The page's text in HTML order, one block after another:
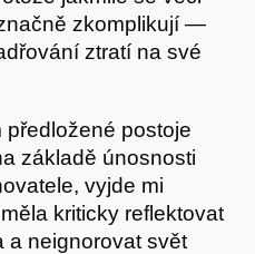
zkomplikují —
ztratí na své
postoje
základě únosnosti
vyjde mi
kriticky reflektovat
a neignorovat svět